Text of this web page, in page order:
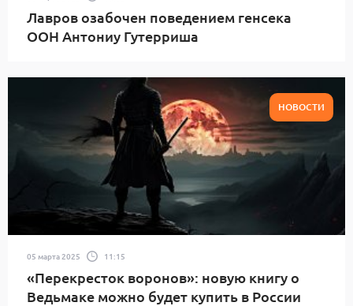
Лавров озабочен поведением генсека
ООН Антониу Гутерриша
НОВОСТИ
05 марта 2025 11:15
«Перекресток воронов»: новую книгу о
Ведьмаке можно будет купить в России